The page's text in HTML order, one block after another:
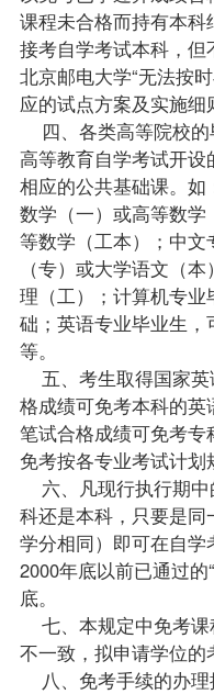
课程未合格而持有本
接考自学考试本科，但
北京邮电大学“无法按
应的试点方案及实施细
四、各类高等院校的
高等教育自学考试开
相应的公共基础课。
数学（一）或高等数
等数学（工本）；中
（专）或大学语文（
理（工）；计算机专
础； 英语专业毕业生，
等。
五、考生取得国家
格成绩可免考本科的
笔试合格成绩可免考
免考按各专业考试计划
六、凡现行执行期中
科还是本科，只要是同
学分相同）即可在自学
2000年底以前已通过
底。
七、本规定中免考课
不一致，拟申请学位的
八、免考手续的办理